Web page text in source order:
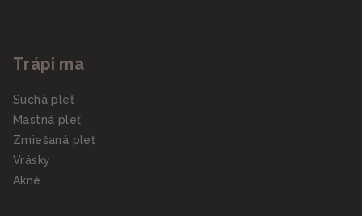
Trápi ma
Suchá pleť
Mastná pleť
Zmiešaná pleť
Vrásky
Akné